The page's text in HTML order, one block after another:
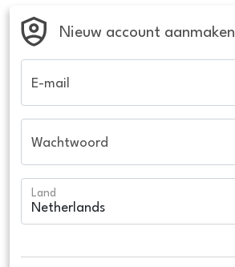
Nieuw account aanmaken
E-mail
Wachtwoord
Land